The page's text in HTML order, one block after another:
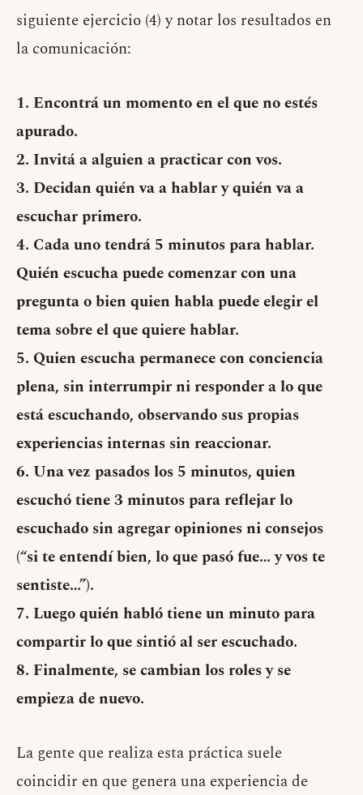
siguiente ejercicio (4) y notar los resultados en
la comunicación:
1. Encontrá un momento en el que no estés
apurado.
2. Invitá a alguien a practicar con vos.
3. Decidan quién va a hablar y quién va a
escuchar primero.
4. Cada uno tendrá 5 minutos para hablar.
Quién escucha puede comenzar con una
pregunta o bien quien habla puede elegir el
tema sobre el que quiere hablar.
5. Quien escucha permanece con conciencia
plena, sin interrumpir ni responder a lo que
está escuchando, observando sus propias
experiencias internas sin reaccionar.
6. Una vez pasados los 5 minutos, quien
escuchó tiene 3 minutos para reflejar lo
escuchado sin agregar opiniones ni consejos
(“si te entendí bien, lo que pasó fue… y vos te
sentiste…”).
7. Luego quién habló tiene un minuto para
compartir lo que sintió al ser escuchado.
8. Finalmente, se cambian los roles y se
empieza de nuevo.
La gente que realiza esta práctica suele
coincidir en que genera una experiencia de